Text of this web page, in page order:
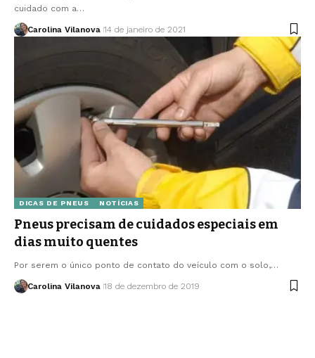
cuidado com a…
Carolina Vilanova 14 de janeiro de 2021
DICAS DE PNEUS NOTÍCIAS
Pneus precisam de cuidados especiais em
dias muito quentes
Por serem o único ponto de contato do veículo com o solo,…
Carolina Vilanova 18 de dezembro de 2019